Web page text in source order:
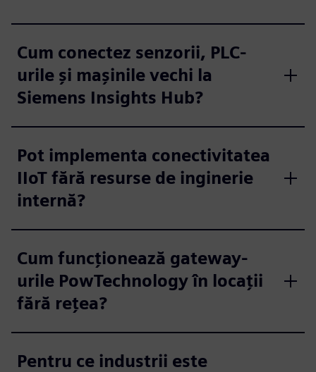
Cum conectez senzorii, PLC-
urile și mașinile vechi la
Siemens Insights Hub?
Pot implementa conectivitatea
IIoT fără resurse de inginerie
internă?
Cum funcționează gateway-
urile PowTechnology în locații
fără rețea?
Pentru ce industrii este